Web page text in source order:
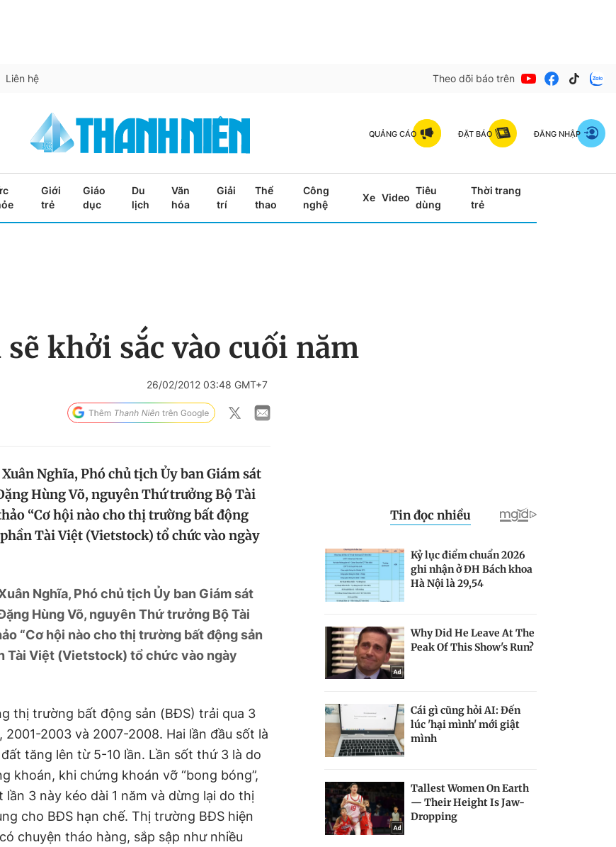
Liên hệ Theo dõi báo trên
QUẢNG CÁO ĐẶT BÁO ĐĂNG NHẬP
Giới
trẻ
Giáo
dục
Du
lịch
Văn
hóa
Giải
trí
Thể
thao
Công
nghệ
Xe Video
Tiêu
dùng
Thời trang
trẻ
khởi sắc vào cuối năm
26/02/2012 03:48 GMT+7
Nghĩa, Phó chủ tịch Ủy ban Giám sát
Hùng Võ, nguyên Thứ trưởng Bộ Tài
“Cơ hội nào cho thị trường bất động
Tài Việt (Vietstock) tổ chức vào ngày
Nghĩa, Phó chủ tịch Ủy ban Giám sát
Hùng Võ, nguyên Thứ trưởng Bộ Tài
“Cơ hội nào cho thị trường bất động sản
Tài Việt (Vietstock) tổ chức vào ngày
thị trường bất động sản (BĐS) trải qua 3
2001-2003 và 2007-2008. Hai lần đầu sốt là
tăng lên từ 5-10 lần. Lần sốt thứ 3 là do
khoán, khi chứng khoán vỡ “bong bóng”,
3 này kéo dài 1 năm và dừng lại do thị
cho BĐS hạn chế. Thị trường BĐS hiện
chuyện tháo hàng, sắp sập như nhiều